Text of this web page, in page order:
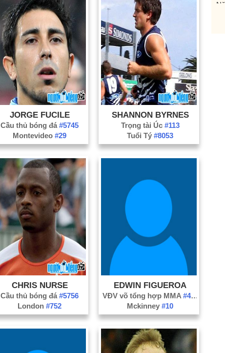
JORGE FUCILE
Cầu thủ bóng đá#5745
Montevideo#29
SHANNON BYRNES
Trọng tài Úc #113
Tuổi Tý#8053
CHRIS NURSE
Cầu thủ bóng đá#5756
London#752
EDWIN FIGUEROA
VĐV võ tổng hợp MMA #488
Mckinney#10